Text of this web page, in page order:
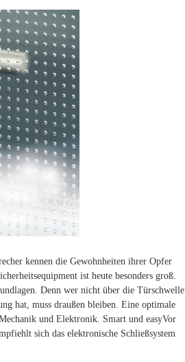
kennen die Gewohnheiten ihrer Opfer
ist heute besonders groß.
Denn wer nicht über die Türschwelle
hat, muss draußen bleiben. Eine optimale
und Elektronik. Smart und easyVor
sich das elektronische Schließsystem